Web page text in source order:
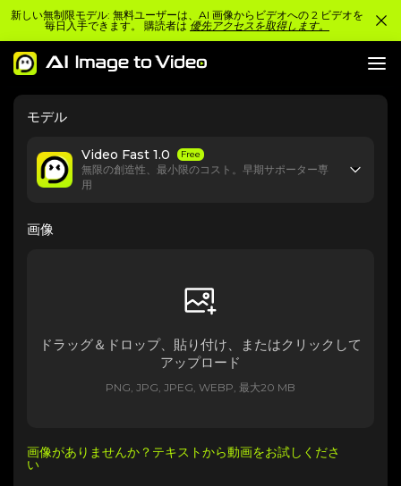
新しい無制限モデル: 無料ユーザーは、AI 画像からビデオへの 2 ビデオを
毎日入手できます。 購読者は 優先アクセスを取得します。
モデル
Video Fast 1.0 Free
無限の創造性、最小限のコスト。早期サポーター専
用
画像
ドラッグ＆ドロップ、貼り付け、またはクリックして
アップロード
PNG, JPG, JPEG, WEBP, 最大20 MB
画像がありませんか？テキストから動画をお試しくださ
い